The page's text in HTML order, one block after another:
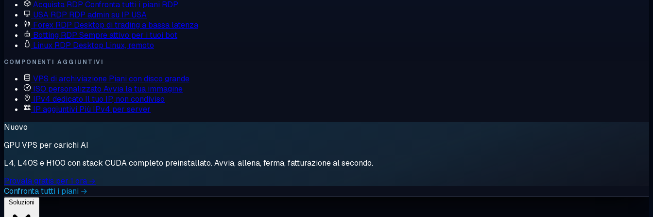
Acquista RDP Confronta tutti i piani RDP
USA RDP RDP admin su IP USA
Forex RDP Desktop di trading a bassa latenza
Botting RDP Sempre attivo per i tuoi bot
Linux RDP Desktop Linux, remoto
COMPONENTI AGGIUNTIVI
VPS di archiviazione Piani con disco grande
ISO personalizzato Avvia la tua immagine
IPv4 dedicato Il tuo IP, non condiviso
IP aggiuntivi Più IPv4 per server
Nuovo
GPU VPS per carichi AI
L4, L40S e H100 con stack CUDA completo preinstallato. Avvia, allena, ferma, fatturazione al secondo.
Provala gratis per 1 ora →
Confronta tutti i piani →